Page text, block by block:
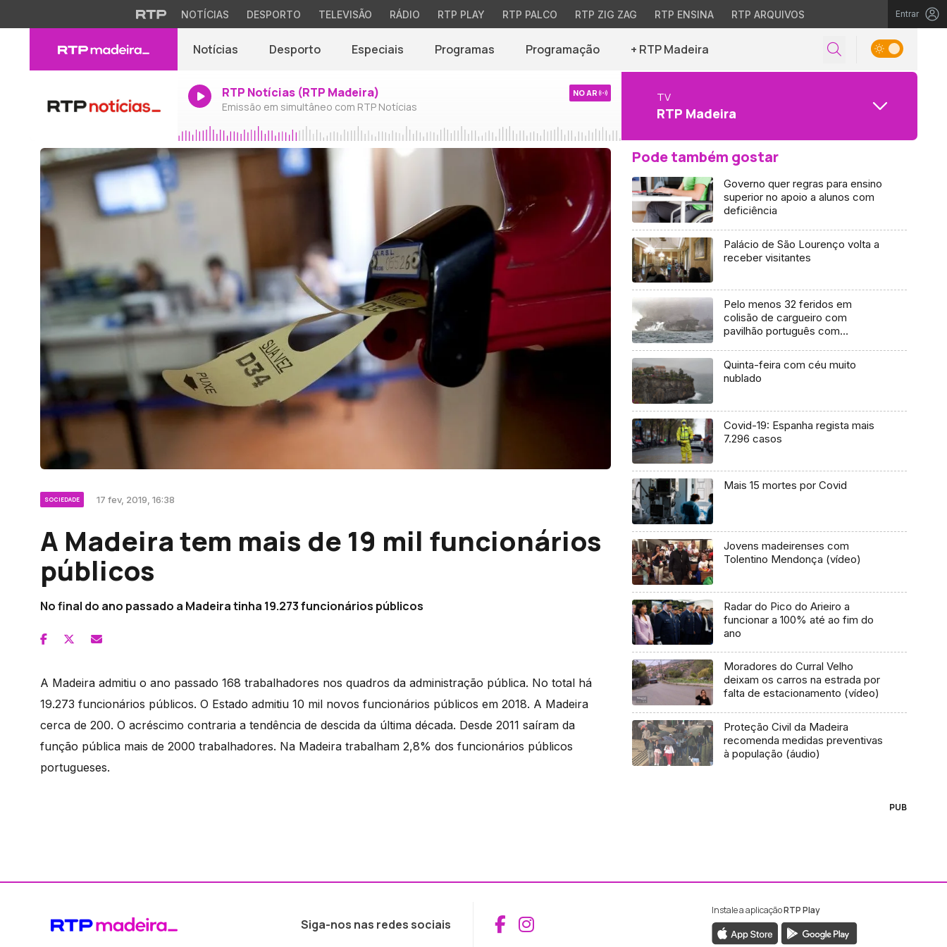
NOTÍCIAS DESPORTO TELEVISÃO RÁDIO RTP PLAY RTP PALCO RTP ZIG ZAG RTP ENSINA RTP ARQUIVOS Entrar
Notícias Desporto Especiais Programas Programação + RTP Madeira
RTP Notícias (RTP Madeira)
Emissão em simultâneo com RTP Notícias
NO AR TV
RTP Madeira
SOCIEDADE 17 fev, 2019, 16:38
A Madeira tem mais de 19 mil funcionários
públicos
No final do ano passado a Madeira tinha 19.273 funcionários públicos
A Madeira admitiu o ano passado 168 trabalhadores nos quadros da administração pública. No total há
19.273 funcionários públicos. O Estado admitiu 10 mil novos funcionários públicos em 2018. A Madeira
cerca de 200. O acréscimo contraria a tendência de descida da última década. Desde 2011 saíram da
função pública mais de 2000 trabalhadores. Na Madeira trabalham 2,8% dos funcionários públicos
portugueses.
Pode também gostar
Governo quer regras para ensino
superior no apoio a alunos com
deficiência
Palácio de São Lourenço volta a
receber visitantes
Pelo menos 32 feridos em
colisão de cargueiro com
pavilhão português com
Quinta-feira com céu muito
nublado
Covid-19: Espanha regista mais
7.296 casos
Mais 15 mortes por Covid
Jovens madeirenses com
Tolentino Mendonça (vídeo)
Radar do Pico do Arieiro a
funcionar a 100% até ao fim do
ano
Moradores do Curral Velho
deixam os carros na estrada por
falta de estacionamento (vídeo)
Proteção Civil da Madeira
recomenda medidas preventivas
à população (áudio)
PUB
Siga-nos nas redes sociais Aceder ao Facebook da RTP Madeira
Aceder ao Instagram da RTP Madeira
Instale a aplicaçãoRTP Play